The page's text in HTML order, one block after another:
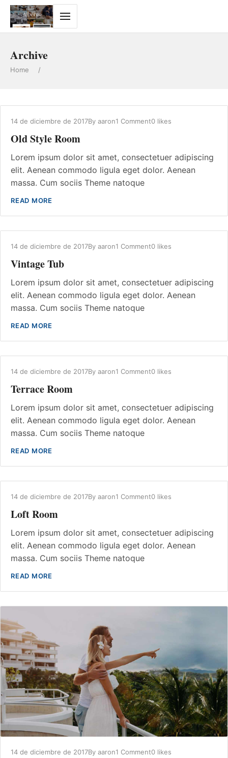
Archive
Home /
14 de diciembre de 2017By aaron1 Comment0 likes
Old Style Room
Lorem ipsum dolor sit amet, consectetuer adipiscing
elit. Aenean commodo ligula eget dolor. Aenean
massa. Cum sociis Theme natoque
READ MORE
14 de diciembre de 2017By aaron1 Comment0 likes
Vintage Tub
Lorem ipsum dolor sit amet, consectetuer adipiscing
elit. Aenean commodo ligula eget dolor. Aenean
massa. Cum sociis Theme natoque
READ MORE
14 de diciembre de 2017By aaron1 Comment0 likes
Terrace Room
Lorem ipsum dolor sit amet, consectetuer adipiscing
elit. Aenean commodo ligula eget dolor. Aenean
massa. Cum sociis Theme natoque
READ MORE
14 de diciembre de 2017By aaron1 Comment0 likes
Loft Room
Lorem ipsum dolor sit amet, consectetuer adipiscing
elit. Aenean commodo ligula eget dolor. Aenean
massa. Cum sociis Theme natoque
READ MORE
14 de diciembre de 2017By aaron1 Comment0 likes